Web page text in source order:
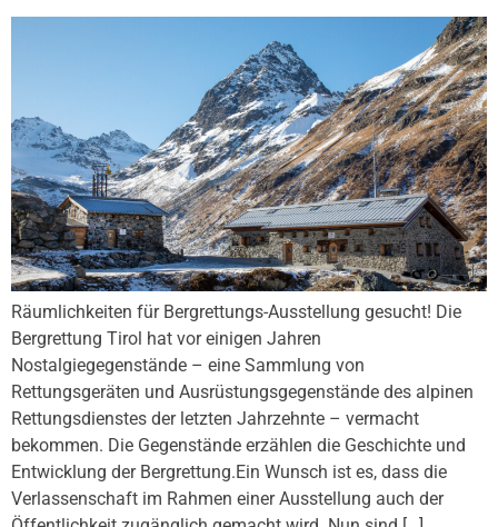
Räumlichkeiten für Bergrettungs-Ausstellung gesucht! Die
Bergrettung Tirol hat vor einigen Jahren
Nostalgiegegenstände – eine Sammlung von
Rettungsgeräten und Ausrüstungsgegenstände des alpinen
Rettungsdienstes der letzten Jahrzehnte – vermacht
bekommen. Die Gegenstände erzählen die Geschichte und
Entwicklung der Bergrettung.Ein Wunsch ist es, dass die
Verlassenschaft im Rahmen einer Ausstellung auch der